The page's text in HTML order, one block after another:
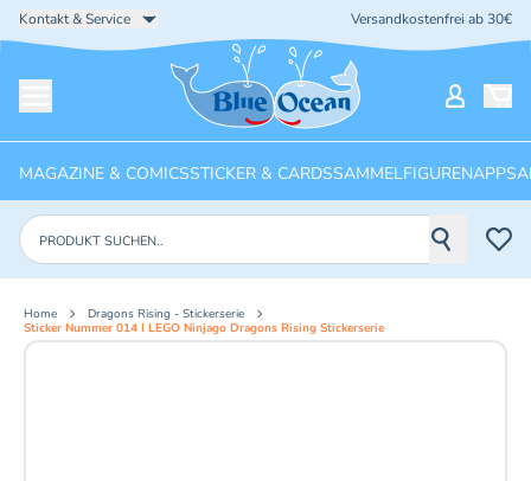
Kontakt & Service Versandkostenfrei ab 30€
Startseite
MAGAZINE & COMICSSTICKER & CARDSSAMMELFIGURENAPPS
Produkte suchen
Home
Dragons Rising - Stickerserie
Sticker Nummer 014 I LEGO Ninjago Dragons Rising Stickerserie